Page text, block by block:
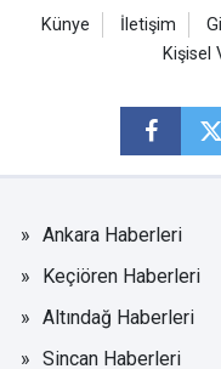
Künye İletişim
Kişisel
Ankara Haberleri
Keçiören Haberleri
Altındağ Haberleri
Sincan Haberleri